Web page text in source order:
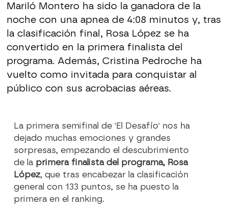
Mariló Montero ha sido la ganadora de la
noche con una apnea de 4:08 minutos y, tras
la clasificación final, Rosa López se ha
convertido en la primera finalista del
programa. Además, Cristina Pedroche ha
vuelto como invitada para conquistar al
público con sus acrobacias aéreas.
La primera semifinal de 'El Desafío' nos ha
dejado muchas emociones y grandes
sorpresas, empezando el descubrimiento
de la primera finalista del programa, Rosa
López, que tras encabezar la clasificación
general con 133 puntos, se ha puesto la
primera en el ranking.